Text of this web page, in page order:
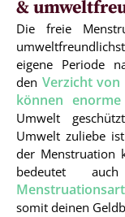
&
Die freie
eigene Periode
den Verzicht
können
Umwelt
Umwelt zuliebe
der Menstruation
bedeutet
somit deinen